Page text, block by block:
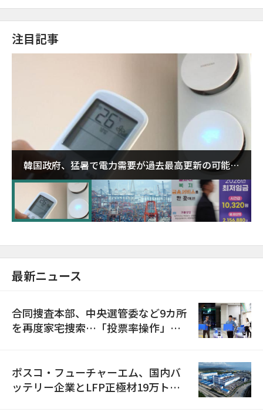
注目記事
韓国政府、猛暑で電力需要が過去最高更新の可能性
に需給対応体制を点検
最新ニュース
合同捜査本部、中央選管委など9カ所
を再度家宅捜索…「投票率操作」の
ポスコ・フューチャーエム、国内バ
ッテリー企業とLFP正極材19万トン